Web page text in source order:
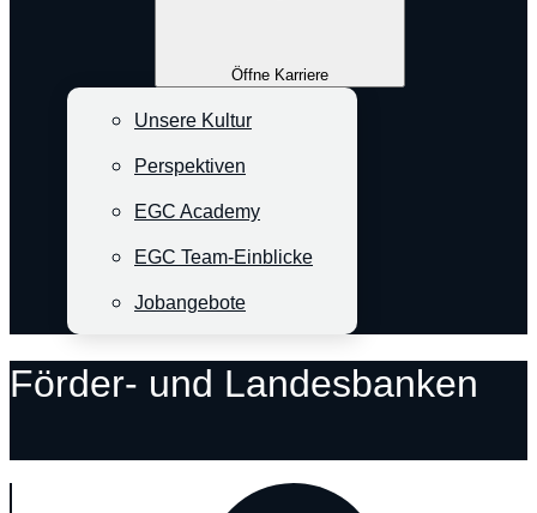
Öffne Karriere
Unsere Kultur
Perspektiven
EGC Academy
EGC Team-Einblicke
Jobangebote
Förder- und Landesbanken